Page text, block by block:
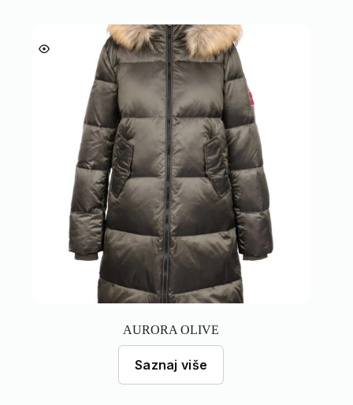
AURORA OLIVE
Saznaj više